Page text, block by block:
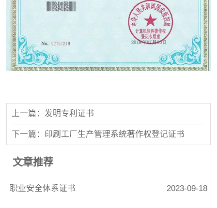
上一篇：发明专利证书
下一篇：印刷工厂生产管理系统著作权登记证书
文章推荐
职业安全体系证书 2023-09-18